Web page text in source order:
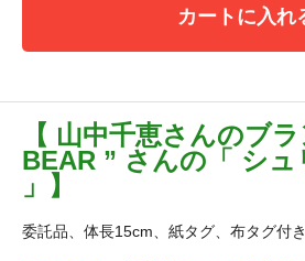
カートに入れ
【 山中千恵さんのブ
BEAR ” さんの「 シ
」】
委託品、体長15cm、紙タグ、布タグ付